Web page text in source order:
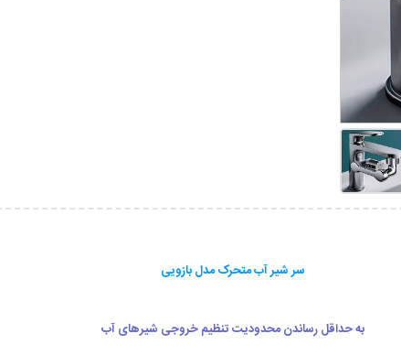
سر شیر آب متحرک مدل بازویی
به حداقل رساندن محدودیت تنظیم خروجی شیرهای آب